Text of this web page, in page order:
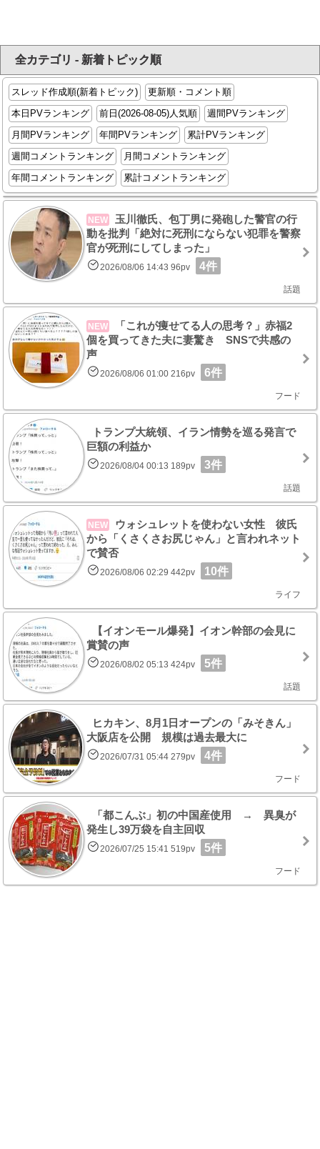
全カテゴリ - 新着トピック順
スレッド作成順(新着トピック)
更新順・コメント順
本日PVランキング
前日(2026-08-05)人気順
週間PVランキング
月間PVランキング
年間PVランキング
累計PVランキング
週間コメントランキング
月間コメントランキング
年間コメントランキング
累計コメントランキング
NEW
玉川徹氏、包丁男に発砲した警官の行
動を批判「絶対に死刑にならない犯罪を警察
官が死刑にしてしまった」
2026/08/06 14:43 96pv 4件
話題
NEW
「これが痩せてる人の思考？」赤福2
個を買ってきた夫に妻驚き SNSで共感の
声
2026/08/06 01:00 216pv 6件
フード
トランプ大統領、イラン情勢を巡る発言で
巨額の利益か
2026/08/04 00:13 189pv 3件
話題
NEW
ウォシュレットを使わない女性 彼氏
から「くさくさお尻じゃん」と言われネット
で賛否
2026/08/06 02:29 442pv 10件
ライフ
【イオンモール爆発】イオン幹部の会見に
賞賛の声
2026/08/02 05:13 424pv 5件
話題
ヒカキン、8月1日オープンの「みそきん」
大阪店を公開 規模は過去最大に
2026/07/31 05:44 279pv 4件
フード
「都こんぶ」初の中国産使用 → 異臭が
発生し39万袋を自主回収
2026/07/25 15:41 519pv 5件
フード